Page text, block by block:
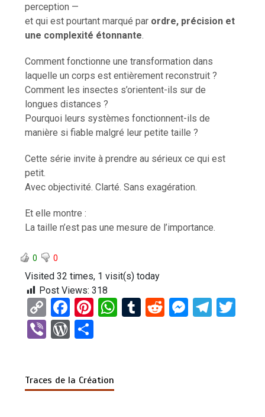
perception —
et qui est pourtant marqué par ordre, précision et
une complexité étonnante.
Comment fonctionne une transformation dans
laquelle un corps est entièrement reconstruit ?
Comment les insectes s’orientent-ils sur de
longues distances ?
Pourquoi leurs systèmes fonctionnent-ils de
manière si fiable malgré leur petite taille ?
Cette série invite à prendre au sérieux ce qui est
petit.
Avec objectivité. Clarté. Sans exagération.
Et elle montre :
La taille n’est pas une mesure de l’importance.
0 0
Visited 32 times, 1 visit(s) today
Post Views: 318
C
o
py
n
F
a
ce
o
Pi
t
W T
R
M T
Vi W
Pr g
Traces de la Création